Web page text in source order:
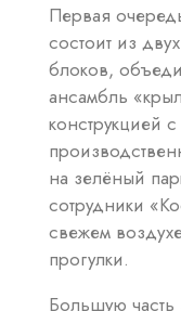
Первая
состоит из
блоков,
ансамбль
конструкцией
на зелёный
сотрудники
свежем
прогулки.
Большую часть